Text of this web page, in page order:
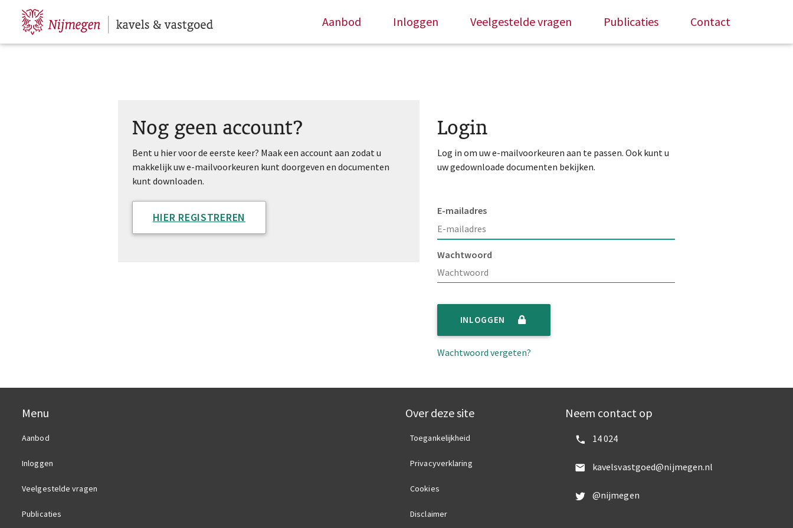
Hoofdpagina Aanbod Inloggen Veelgestelde vragen Publicaties Contact
Nog geen account?
Bent u hier voor de eerste keer? Maak een account aan zodat u
makkelijk uw e-mailvoorkeuren kunt doorgeven en documenten
kunt downloaden.
HIER REGISTREREN
Login
Log in om uw e-mailvoorkeuren aan te passen. Ook kunt u
uw gedownloade documenten bekijken.
E-mailadres
Wachtwoord
INLOGGEN
Wachtwoord vergeten?
Menu
Aanbod
Inloggen
Veelgestelde vragen
Publicaties
Over deze site
Toegankelijkheid
Privacyverklaring
Cookies
Disclaimer
Neem contact op
Bel ons:
14 024
Mail ons:
kavelsvastgoed@nijmegen.nl
Volg ons op Twitter:
@nijmegen